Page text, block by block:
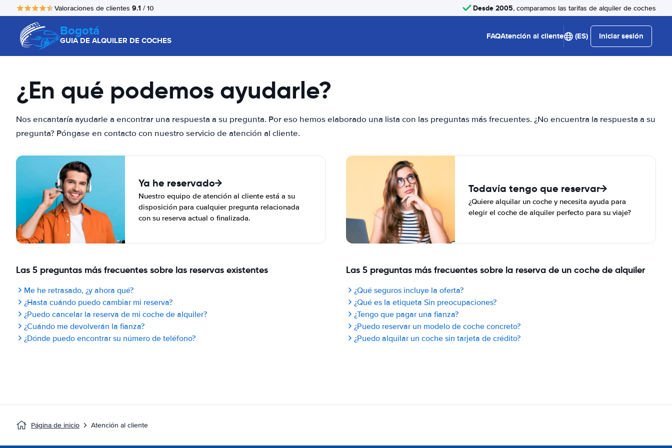
Valoraciones de clientes 9.1 / 10 Desde 2005, comparamos las tarifas de alquiler de coches
Bogotá
GUIA DE ALQUILER DE COCHES FAQAtención al cliente (ES) Iniciar sesión
¿En qué podemos ayudarle?
Nos encantaría ayudarle a encontrar una respuesta a su pregunta. Por eso hemos elaborado una lista con las preguntas más frecuentes. ¿No encuentra la respuesta a su
pregunta? Póngase en contacto con nuestro servicio de atención al cliente.
Ya he reservado
Nuestro equipo de atención al cliente está a su
disposición para cualquier pregunta relacionada
con su reserva actual o finalizada.
Todavía tengo que reservar
¿Quiere alquilar un coche y necesita ayuda para
elegir el coche de alquiler perfecto para su viaje?
Las 5 preguntas más frecuentes sobre las reservas existentes
Me he retrasado, ¿y ahora qué?
¿Hasta cuándo puedo cambiar mi reserva?
¿Puedo cancelar la reserva de mi coche de alquiler?
¿Cuándo me devolverán la fianza?
¿Dónde puedo encontrar su número de teléfono?
Las 5 preguntas más frecuentes sobre la reserva de un coche de alquiler
¿Qué seguros incluye la oferta?
¿Qué es la etiqueta Sin preocupaciones?
¿Tengo que pagar una fianza?
¿Puedo reservar un modelo de coche concreto?
¿Puedo alquilar un coche sin tarjeta de crédito?
Página de inicio Atención al cliente